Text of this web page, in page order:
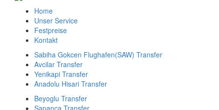
Home
Unser Service
Festpreise
Kontakt
Sabiha Gokcen Flughafen(SAW) Transfer
Avcilar Transfer
Yenikapi Transfer
Anadolu Hisari Transfer
Beyoglu Transfer